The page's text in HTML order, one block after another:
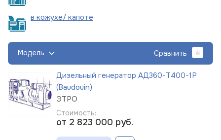
в кожухе/ капоте
Модель Сравнить
Дизельный генератор АД360-Т400-1Р
(Baudouin)
ЭТРО
Стоимость:
от 2 823 000 руб.